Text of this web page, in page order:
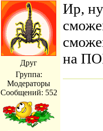
Друг
Группа:
Модераторы
Сообщений: 552
Ир,
на